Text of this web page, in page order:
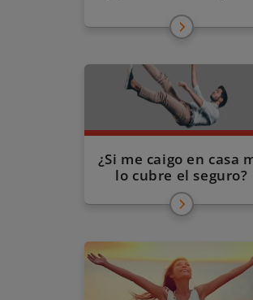
¿Si me caigo en casa
lo cubre el seguro?